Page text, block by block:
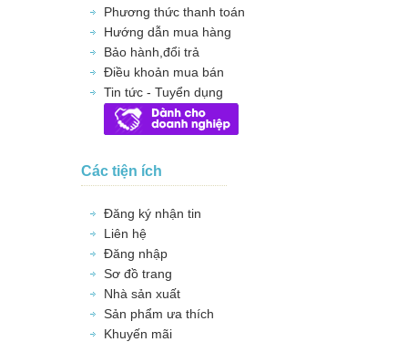
Phương thức thanh toán
Hướng dẫn mua hàng
Bảo hành,đổi trả
Điều khoản mua bán
Tin tức - Tuyển dụng
Các tiện ích
Đăng ký nhận tin
Liên hệ
Đăng nhập
Sơ đồ trang
Nhà sản xuất
Sản phẩm ưa thích
Khuyến mãi